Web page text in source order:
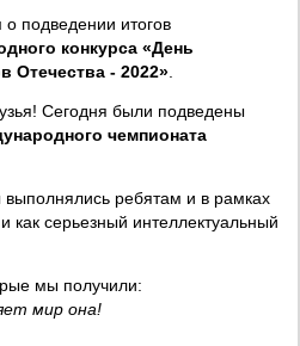
подведении итогов
конкурса «День
Отечества - 2022»
Сегодня были подведены
чемпионата
ребятам и в рамках
как серьезный интеллектуальный
мы получили:
мир она!